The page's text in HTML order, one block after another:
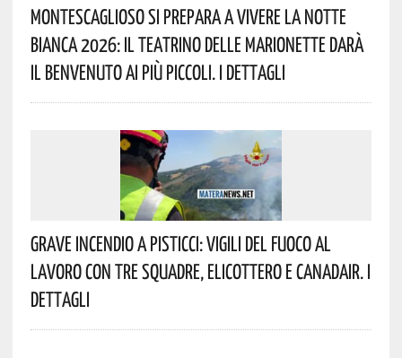
Montescaglioso Si Prepara A Vivere La Notte
Bianca 2026: Il Teatrino Delle Marionette Darà
Il Benvenuto Ai Più Piccoli. I Dettagli
Grave Incendio A Pisticci: Vigili Del Fuoco Al
Lavoro Con Tre Squadre, Elicottero E Canadair. I
Dettagli